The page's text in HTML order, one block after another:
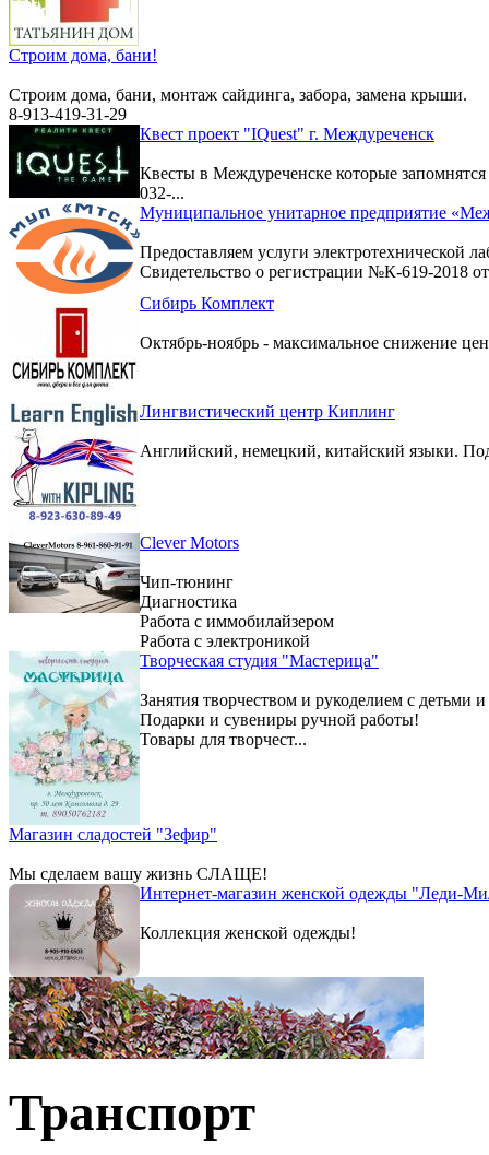
Строим дома, бани!
Строим дома, бани, монтаж сайдинга, забора, замена крыши.
8-913-419-31-29
Квест проект "IQuest" г. Междуреченск
Квесты в Междуреченске которые
032-...
Муниципальное унитарное предприятие
Предоставляем услуги электротехнической
Свидетельство о регистрации №К-619-2018 от
Сибирь Комплект
Октябрь-ноябрь - максимальное снижение
Лингвистический центр Киплинг
Английский, немецкий, китайский языки.
Clever Motors
Чип-тюнинг
Диагностика
Работа с иммобилайзером
Работа с электроникой
Творческая студия "Мастерица"
Занятия творчеством и рукоделием с детьми
Подарки и сувениры ручной работы!
Товары для творчест...
Магазин сладостей "Зефир"
Мы сделаем вашу жизнь СЛАЩЕ!
Интернет-магазин женской одежды "Леди-
Коллекция женской одежды!
Транспорт